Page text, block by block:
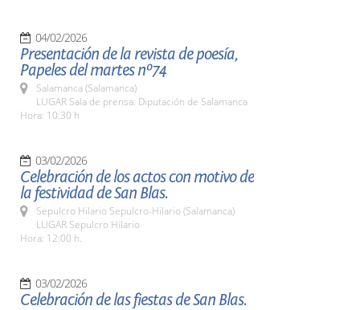
04/02/2026
Presentación de la revista de poesía,
Papeles del martes nº74
Salamanca (Salamanca)
LUGAR Sala de prensa. Diputación de Salamanca
Hora: 10:30 h
03/02/2026
Celebración de los actos con motivo de
la festividad de San Blas.
Sepulcro Hilario Sepulcro-Hilario (Salamanca)
LUGAR Sepulcro Hilario
Hora: 12:00 h.
03/02/2026
Celebración de las fiestas de San Blas.